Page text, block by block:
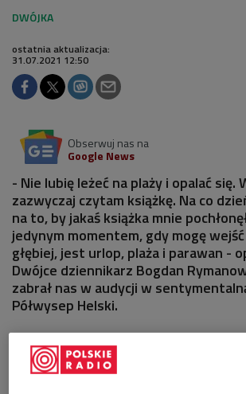
ostatnia aktualizacja:
31.07.2021 12:50
Obserwuj nas na
Google News
- Nie lubię leżeć na plaży i opalać się.
zazwyczaj czytam książkę. Na co
na to, by jakaś książka mnie
jedynym momentem, gdy mogę
głębiej, jest urlop, plaża i parawan -
Dwójce dziennikarz Bogdan
zabrał nas w audycji w
Półwysep Helski.